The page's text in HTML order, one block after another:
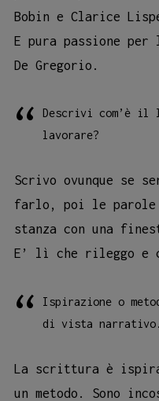
Bobin e Clarice
E pura passione
De Gregorio.
Descrivi com’è
lavorare?
Scrivo ovunque se
farlo, poi le parole
stanza con una
E’ lì che rileggo e
Ispirazione o
di vista narrativo.
La scrittura è
un metodo. Sono